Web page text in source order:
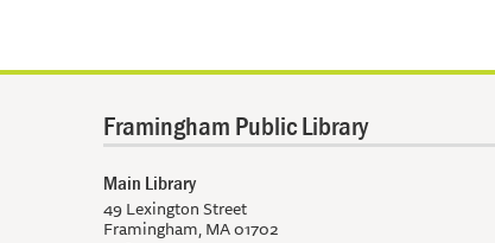
Framingham Public Library
Main Library
49 Lexington Street
Framingham, MA 01702